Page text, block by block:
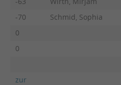
-70
Schmid, Sophia
0
0
zur